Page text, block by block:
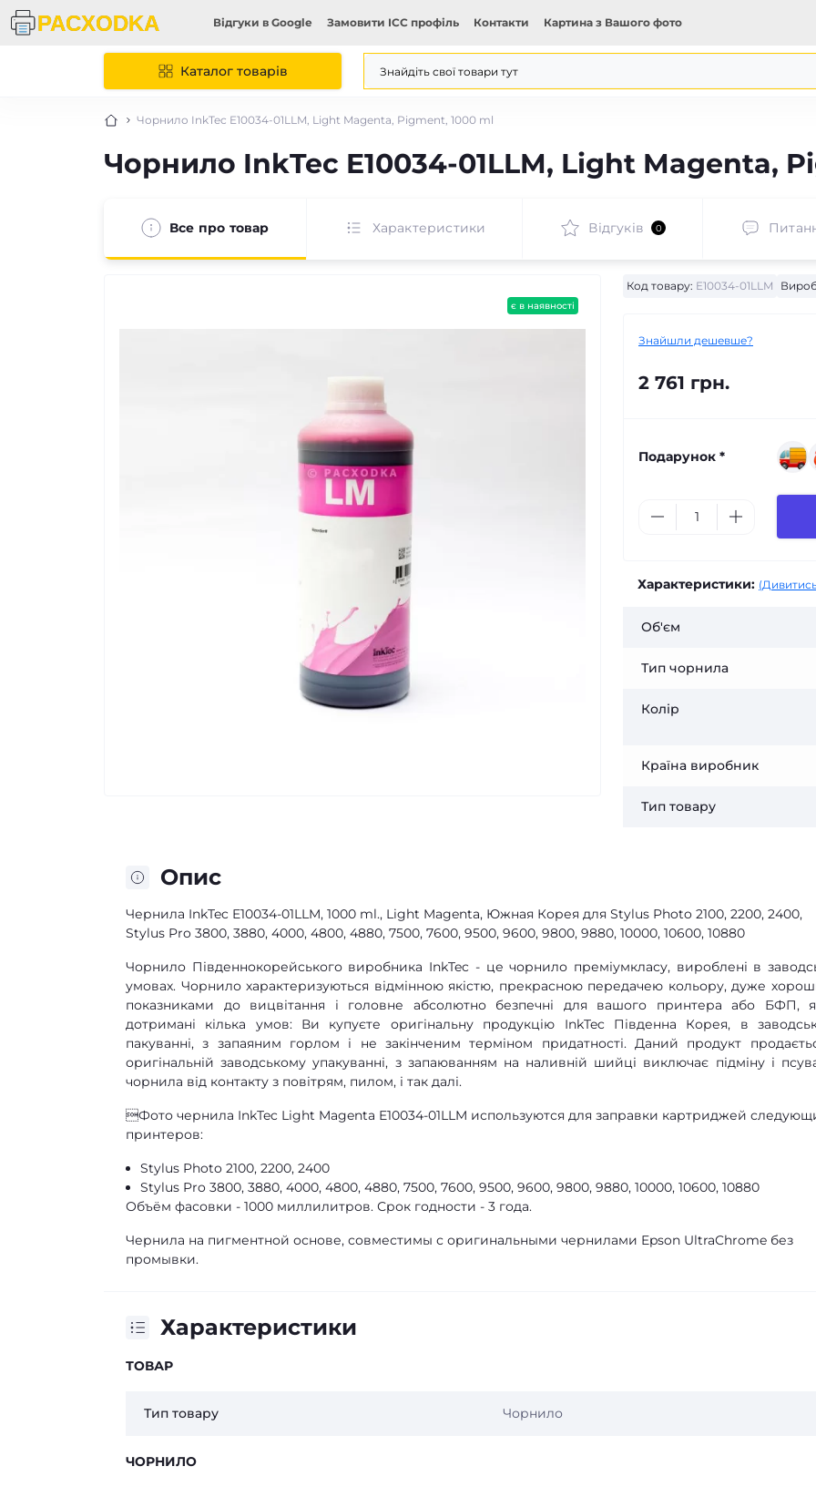
Відгуки в Google Замовити ICC профіль Контакти Картина з Вашого фото
Каталог товарів
Чорнило InkTec E10034-01LLM, Light Magenta, Pigment, 1000 ml
Чорнило InkTec E10034-01LLM, Light Magenta,
Все про товар Характеристики Відгуків 0
є в наявності
Код товару: E10034-01LLM
Знайшли дешевше?
2 761 грн.
Подарунок *
Характеристики: (Дивитись
Об'єм
Тип чорнила
Колір
Країна виробник
Тип товару
Опис
Чернила InkTec E10034-01LLM, 1000 ml., Light Magenta, Южная Корея для Stylus Photo 2100, 2200, 2400,
Stylus Pro 3800, 3880, 4000, 4800, 4880, 7500, 7600, 9500, 9600, 9800, 9880, 10000, 10600, 10880
Чорнило Південнокорейського виробника InkTec - це чорнило преміумкласу, вироблені в
умовах. Чорнило характеризуються відмінною якістю, прекрасною передачею кольору, дуже
показниками до вицвітання і головне абсолютно безпечні для вашого принтера або БФП,
дотримані кілька умов: Ви купуєте оригінальну продукцію InkTec Південна Корея, в
пакуванні, з запаяним горлом і не закінченим терміном придатності. Даний продукт
оригінальній заводському упакуванні, з запаюванням на наливній шийці виключає підміну і
чорнила від контакту з повітрям, пилом, і так далі.
Фото чернила InkTec Light Magenta E10034-01LLM используются для заправки картриджей
принтеров:
Stylus Photo 2100, 2200, 2400
Stylus Pro 3800, 3880, 4000, 4800, 4880, 7500, 7600, 9500, 9600, 9800, 9880, 10000, 10600, 10880
Объём фасовки - 1000 миллилитров. Срок годности - 3 года.
Чернила на пигментной основе, совместимы с оригинальными чернилами Epson UltraChrome без
промывки.
Характеристики
ТОВАР
Тип товару Чорнило
ЧОРНИЛО